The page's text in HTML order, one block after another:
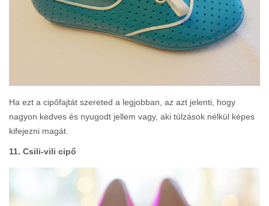
Ha ezt a cipőfajtát szereted a legjobban, az azt jelenti, hogy
nagyon kedves és nyugodt jellem vagy, aki túlzások nélkül képes
kifejezni magát.
11. Csili-vili cipő